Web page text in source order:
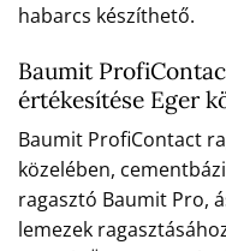
habarcs készíthető.
Baumit
értékesítése Eger
Baumit ProfiContact
közelében,
ragasztó Baumit Pro,
lemezek